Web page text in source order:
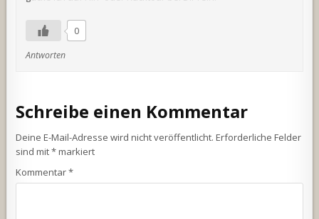
0
Antworten
Schreibe einen Kommentar
Deine E-Mail-Adresse wird nicht veröffentlicht. Erforderliche Felder
sind mit*markiert
Kommentar*